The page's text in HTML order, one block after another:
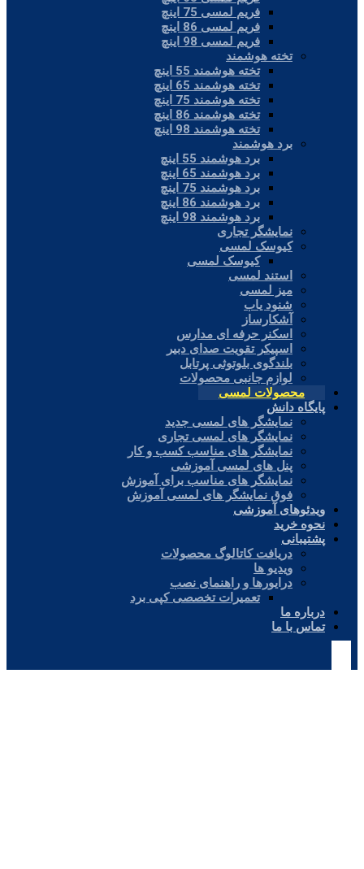
فریم لمسی 75 اینچ
فریم لمسی 86 اینچ
فریم لمسی 98 اینچ
تخته هوشمند
تخته هوشمند 55 اینچ
تخته هوشمند 65 اینچ
تخته هوشمند 75 اینچ
تخته هوشمند 86 اینچ
تخته هوشمند 98 اینچ
برد هوشمند
برد هوشمند 55 اینچ
برد هوشمند 65 اینچ
برد هوشمند 75 اینچ
برد هوشمند 86 اینچ
برد هوشمند 98 اینچ
نمایشگر تجاری
کیوسک لمسی
کیوسک لمسی
استند لمسی
میز لمسی
شنود یاب
آشکارساز
اسکنر حرفه ای مدارس
اسپیکر تقویت صدای دبیر
بلندگوی بلوتوثی پرتابل
لوازم جانبی محصولات
محصولات لمسی
پایگاه دانش
نمایشگر های لمسی جدید
نمایشگر های لمسی تجاری
نمایشگر های مناسب کسب و کار
پنل های لمسی آموزشی
نمایشگر های مناسب برای آموزش
فوق نمایشگر های لمسی آموزش
ویدئوهای آموزشی
نحوه خرید
پشتیبانی
دریافت کاتالوگ محصولات
ویدیو ها
درایورها و راهنمای نصب
تعمیرات تخصصی کپی برد
درباره ما
تماس با ما